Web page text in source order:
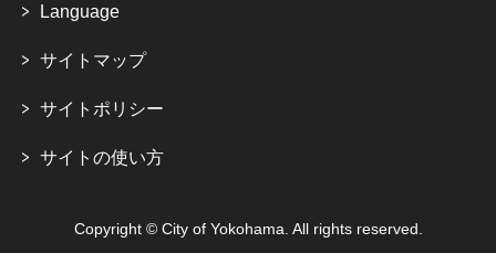
Language
サイトマップ
サイトポリシー
サイトの使い方
Copyright © City of Yokohama. All rights reserved.